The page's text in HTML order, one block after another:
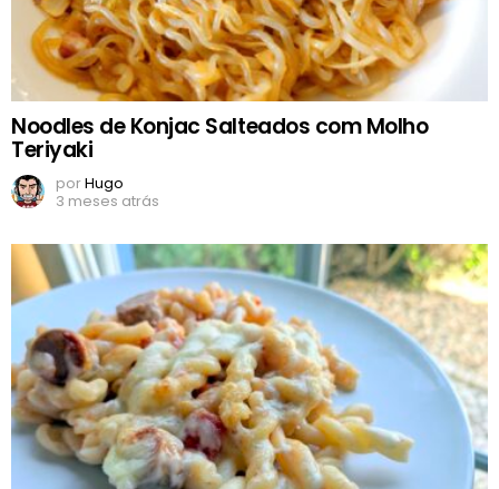
Noodles de Konjac Salteados com Molho
Teriyaki
porHugo
3 meses atrás